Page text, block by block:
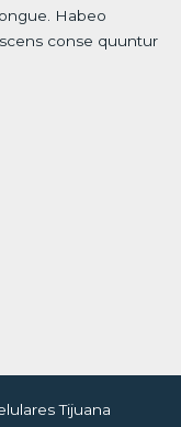
Habeo
conse quuntur
Tijuana